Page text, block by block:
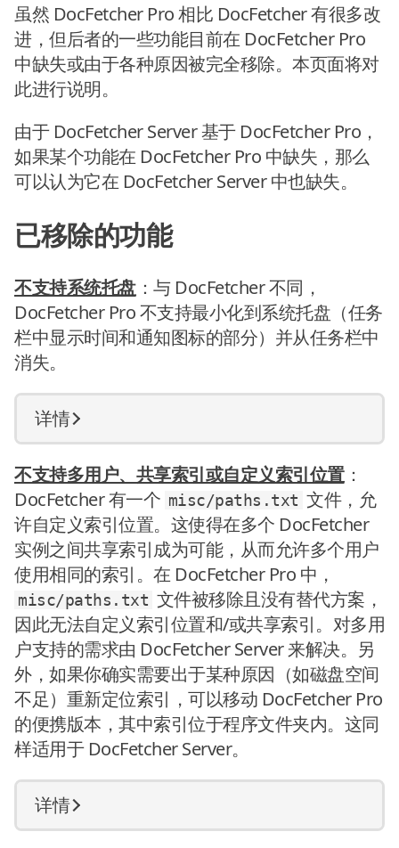
虽然 DocFetcher Pro 相比 DocFetcher 有很多改
进，但后者的一些功能目前在 DocFetcher Pro
中缺失或由于各种原因被完全移除。本页面将对
此进行说明。
由于 DocFetcher Server 基于 DocFetcher Pro，
如果某个功能在 DocFetcher Pro 中缺失，那么
可以认为它在 DocFetcher Server 中也缺失。
已移除的功能
不支持系统托盘：与 DocFetcher 不同，
DocFetcher Pro 不支持最小化到系统托盘（任务
栏中显示时间和通知图标的部分）并从任务栏中
消失。
详情
不支持多用户、共享索引或自定义索引位置：
DocFetcher 有一个 misc/paths.txt 文件，允
许自定义索引位置。这使得在多个 DocFetcher
实例之间共享索引成为可能，从而允许多个用户
使用相同的索引。在 DocFetcher Pro 中，
misc/paths.txt 文件被移除且没有替代方案，
因此无法自定义索引位置和/或共享索引。对多用
户支持的需求由 DocFetcher Server 来解决。另
外，如果你确实需要出于某种原因（如磁盘空间
不足）重新定位索引，可以移动 DocFetcher Pro
的便携版本，其中索引位于程序文件夹内。这同
样适用于 DocFetcher Server。
详情